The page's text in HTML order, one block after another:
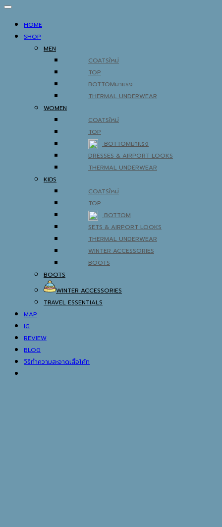
HOME
SHOP
MEN
COATS
TOP
BOTTOM
THERMAL UNDERWEAR
WOMEN
COATS
TOP
BOTTOM
DRESSES & AIRPORT LOOKS
THERMAL UNDERWEAR
KIDS
COATS
TOP
BOTTOM
SETS & AIRPORT LOOKS
THERMAL UNDERWEAR
WINTER ACCESSORIES
BOOTS
BOOTS
WINTER ACCESSORIES
TRAVEL ESSENTIALS
MAP
IG
REVIEW
BLOG
วิธีทำความสะอาดเสื้อโค้ท